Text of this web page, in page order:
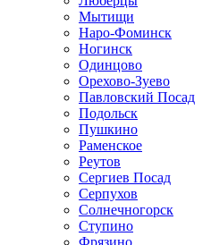
Мытищи
Наро-Фоминск
Ногинск
Одинцово
Орехово-Зуево
Павловский Посад
Подольск
Пушкино
Раменское
Реутов
Сергиев Посад
Серпухов
Солнечногорск
Ступино